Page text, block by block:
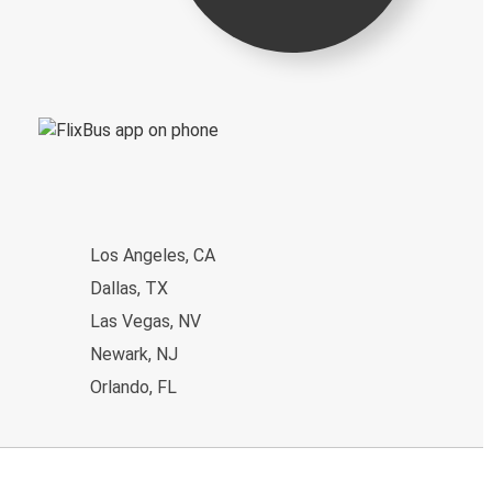
Los Angeles, CA
Dallas, TX
Las Vegas, NV
Newark, NJ
Orlando, FL